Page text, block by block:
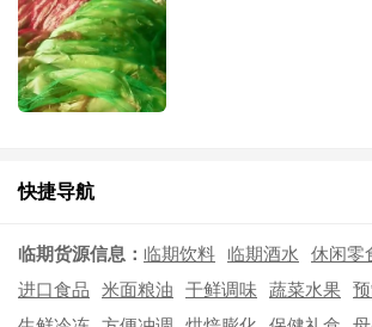
快捷导航
临期货源信息： 临期饮料 临期酒水 休闲零
进口食品 米面粮油 干鲜调味 蔬菜水果